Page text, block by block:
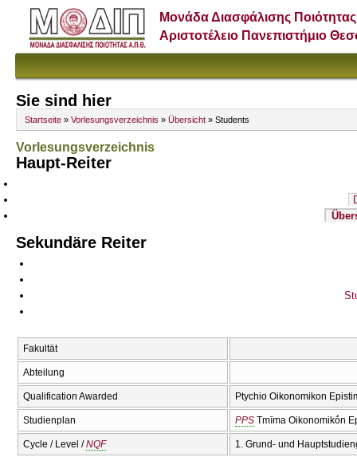
Μονάδα Διασφάλισης Ποιότητας
Αριστοτέλειο Πανεπιστήμιο
Sie sind hier
Startseite » Vorlesungsverzeichnis » Übersicht » Students
Vorlesungsverzeichnis
Haupt-Reiter
Sekundäre Reiter
Fakultät
Abteilung
Qualification Awarded Ptychio Oikonomikon
Studienplan PPS Tmīma Oikonomikṓn
Cycle / Level /NQF 1. Grund- und